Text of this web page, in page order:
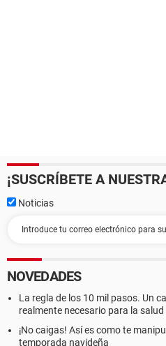
¡SUSCRÍBETE A
Noticias
NOVEDADES
La regla de los 10 mil pasos. Un
realmente necesario para la salud
¡No caigas! Así es como te
temporada navideña